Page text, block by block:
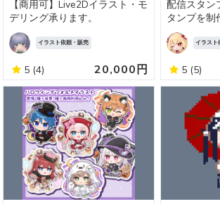
【商用可】Live2Dイラスト・モ
デリング承ります。
イラスト依頼・販売
5 (4) 20,000円
配信スタン
タンプを制
イラスト
5 (5)